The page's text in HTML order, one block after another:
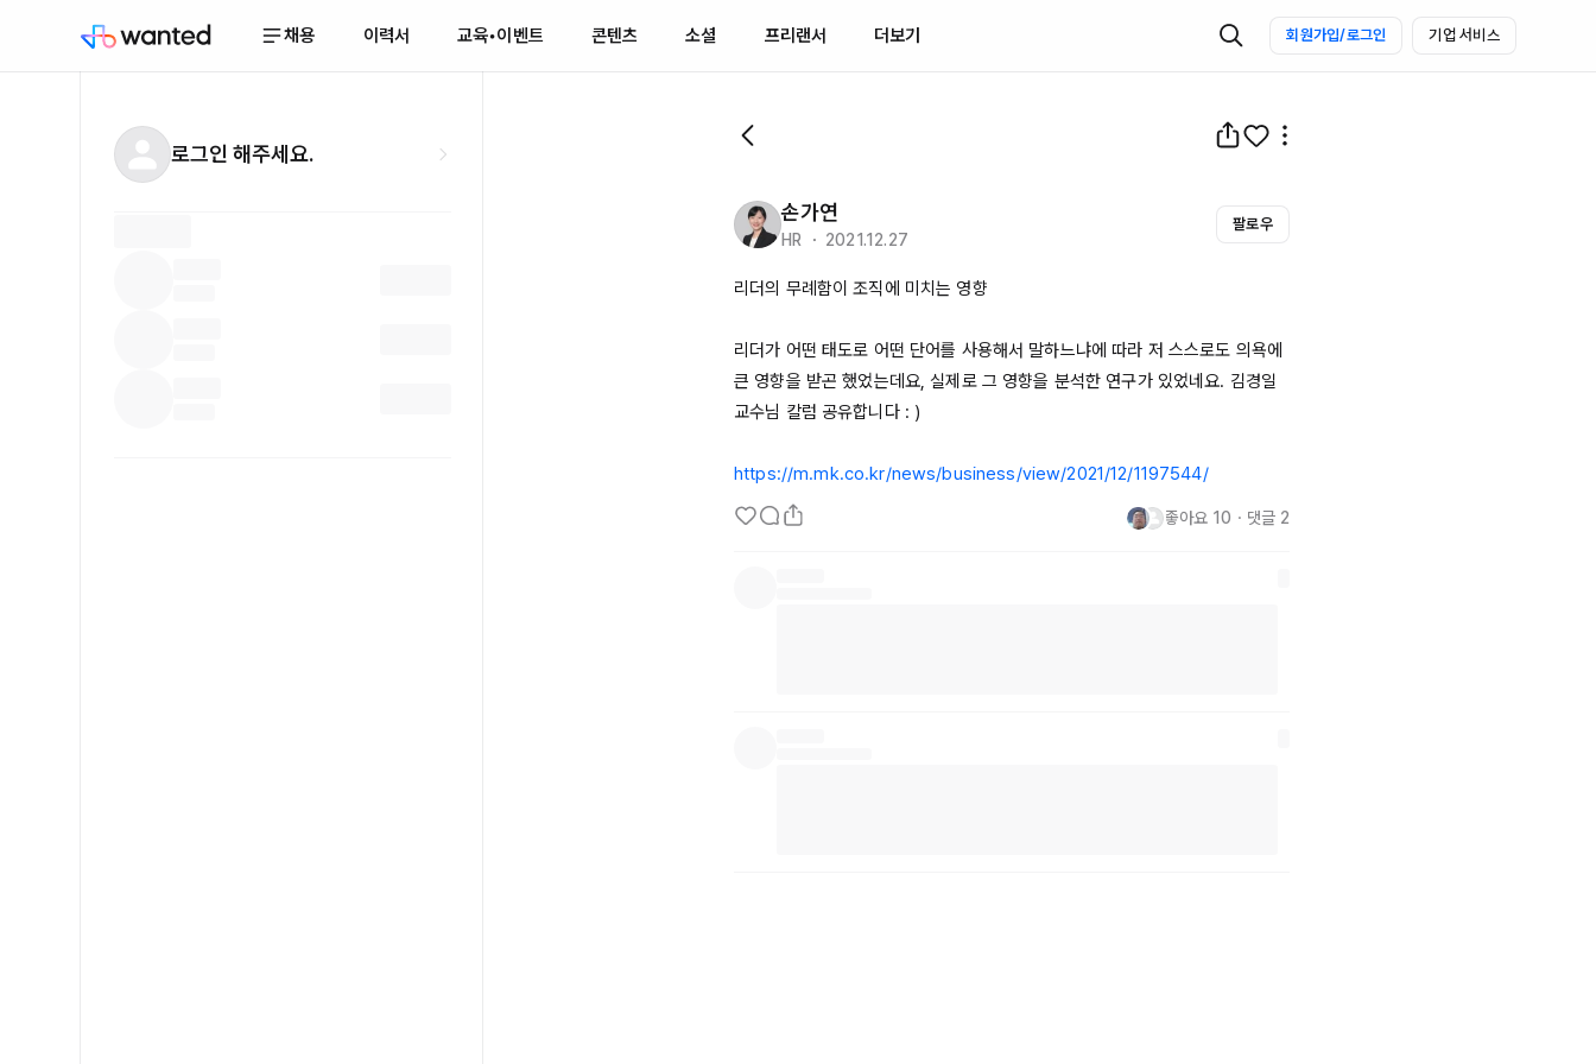
채용 이력서 교육•이벤트 콘텐츠 소셜 프리랜서 더보기 회원가입/로그인 기업 서비스
로그인 해주세요.
손가연
HR ・ 2021.12.27
팔로우
리더의 무례함이 조직에 미치는 영향
리더가 어떤 태도로 어떤 단어를 사용해서 말하느냐에 따라 저 스스로도 의욕에
큰 영향을 받곤 했었는데요, 실제로 그 영향을 분석한 연구가 있었네요. 김경일
교수님 칼럼 공유합니다 : )
https://m.mk.co.kr/news/business/view/2021/12/1197544/
좋아요 10 ・ 댓글 2